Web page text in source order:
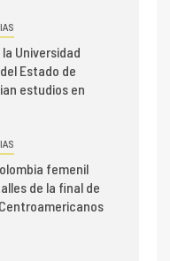
Universidad
Estado de
estudios en
femenil
de la final de